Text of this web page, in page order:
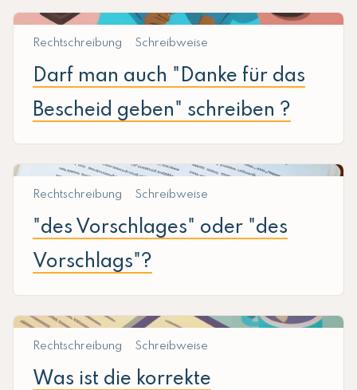
Rechtschreibung Schreibweise
Darf man auch "Danke für das
Bescheid geben" schreiben ?
Rechtschreibung Schreibweise
"des Vorschlages" oder "des
Vorschlags"?
Rechtschreibung Schreibweise
Was ist die korrekte